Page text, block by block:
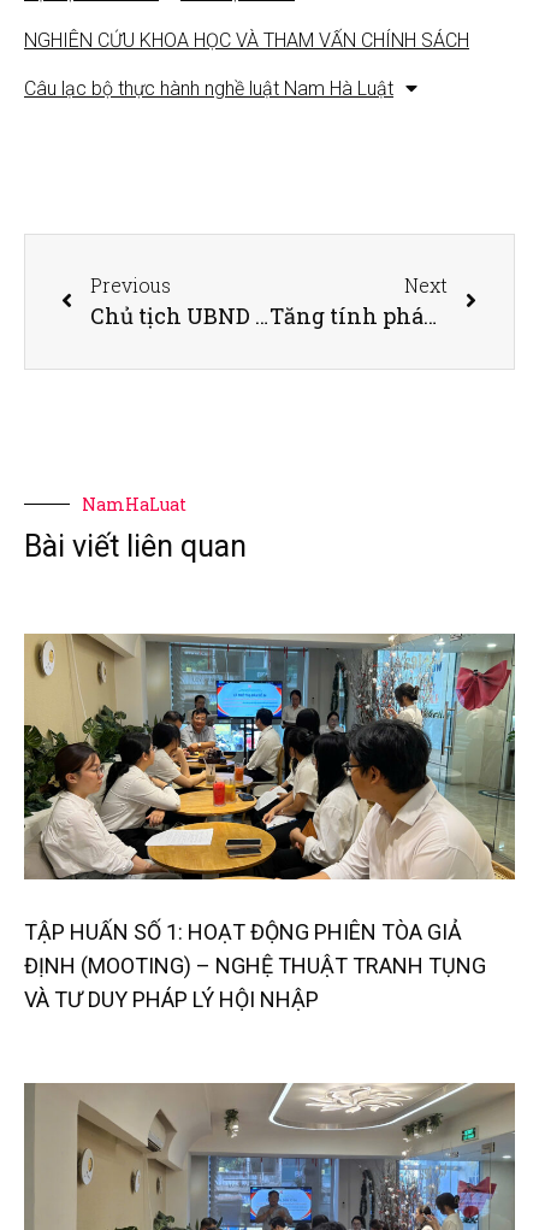
NGHIÊN CỨU KHOA HỌC VÀ THAM VẤN CHÍNH SÁCH
Câu lạc bộ thực hành nghề luật Nam Hà Luật
Previous
Chủ tịch UBND TP HCM: Tập trung tháo gỡ các dự án bất động sản tồn đọng
Next
Tăng tính pháp lý cho nhà ở hình thành trong tương lai
NamHaLuat
Bài viết liên quan
TẬP HUẤN SỐ 1: HOẠT ĐỘNG PHIÊN TÒA GIẢ
ĐỊNH (MOOTING) – NGHỆ THUẬT TRANH TỤNG
VÀ TƯ DUY PHÁP LÝ HỘI NHẬP